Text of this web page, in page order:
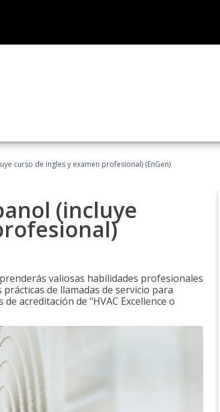
curso de ingles y examen profesional) (EnGen)
(incluye
valiosas habilidades profesionales
de llamadas de servicio para
acreditación de "HVAC Excellence o